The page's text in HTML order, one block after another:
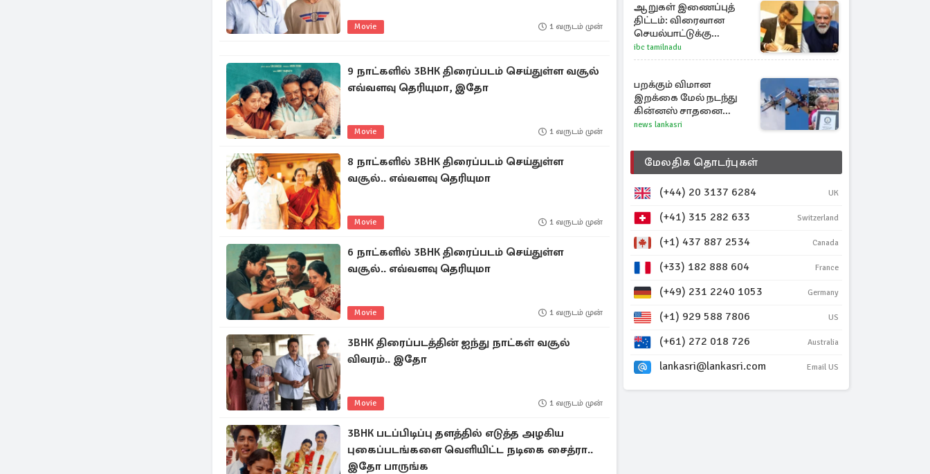
Movie 1 வருடம் முன்
9 நாட்களில் 3BHK திரைப்படம் செய்துள்ள வசூல்
எவ்வளவு தெரியுமா, இதோ
Movie 1 வருடம் முன்
8 நாட்களில் 3BHK திரைப்படம் செய்துள்ள
வசூல்.. எவ்வளவு தெரியுமா
Movie 1 வருடம் முன்
6 நாட்களில் 3BHK திரைப்படம் செய்துள்ள
வசூல்.. எவ்வளவு தெரியுமா
Movie 1 வருடம் முன்
3BHK திரைப்படத்தின் ஐந்து நாட்கள் வசூல்
விவரம்.. இதோ
Movie 1 வருடம் முன்
3BHK படப்பிடிப்பு தளத்தில் எடுத்த அழகிய
புகைப்படங்களை வெளியிட்ட நடிகை சைத்ரா..
இதோ பாருங்க
ஆறுகள் இணைப்புத்
திட்டம்: விரைவான
செயல்பாட்டுக்கு
பிரதமருக்கு
முதலமைச்சர் கடிதம்
ibc tamilnadu
பறக்கும் விமான
இறக்கை மேல் நடந்து
கின்னஸ் சாதனை
படைத்த 97 வயது
news lankasri
மேலதிக தொடர்புகள்
(+44) 20 3137 6284 UK
(+41) 315 282 633 Switzerland
(+1) 437 887 2534 Canada
(+33) 182 888 604 France
(+49) 231 2240 1053 Germany
(+1) 929 588 7806 US
(+61) 272 018 726 Australia
lankasri@lankasri.com Email US